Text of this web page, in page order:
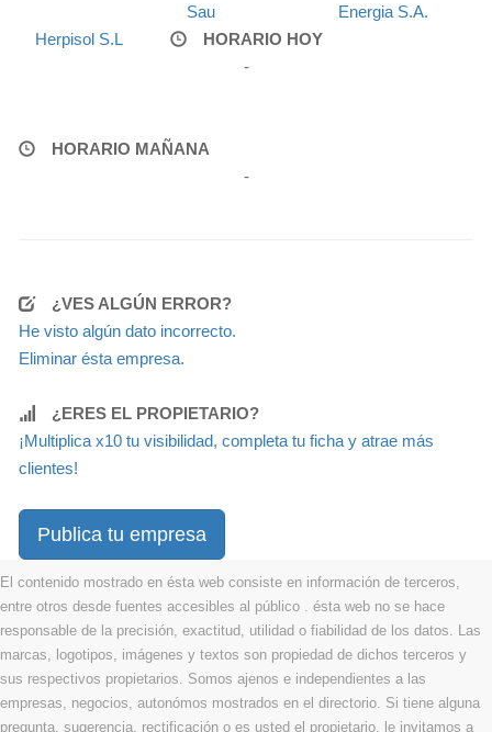
Sau
Energia S.A.
Herpisol S.L
HORARIO HOY
-
HORARIO MAÑANA
-
¿VES ALGÚN ERROR?
He visto algún dato incorrecto.
Eliminar ésta empresa.
¿ERES EL PROPIETARIO?
¡Multiplica x10 tu visibilidad, completa tu ficha y atrae más
clientes!
Publica tu empresa
El contenido mostrado en ésta web consiste en información de terceros,
entre otros desde fuentes accesibles al público . ésta web no se hace
responsable de la precisión, exactitud, utilidad o fiabilidad de los datos. Las
marcas, logotipos, imágenes y textos son propiedad de dichos terceros y
sus respectivos propietarios. Somos ajenos e independientes a las
empresas, negocios, autonómos mostrados en el directorio. Si tiene alguna
pregunta, sugerencia, rectificación o es usted el propietario, le invitamos a